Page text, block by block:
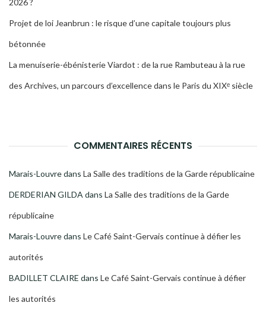
2026 ?
Projet de loi Jeanbrun : le risque d’une capitale toujours plus
bétonnée
La menuiserie-ébénisterie Viardot : de la rue Rambuteau à la rue
des Archives, un parcours d’excellence dans le Paris du XIXᵉ siècle
COMMENTAIRES RÉCENTS
Marais-Louvredans La Salle des traditions de la Garde républicaine
DERDERIAN GILDA dans La Salle des traditions de la Garde
républicaine
Marais-Louvredans Le Café Saint-Gervais continue à défier les
autorités
BADILLET CLAIRE dans Le Café Saint-Gervais continue à défier
les autorités